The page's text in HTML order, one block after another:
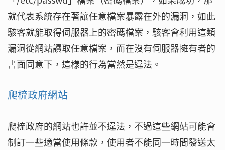
就代表系統存在著讓任意檔案暴露在外的漏洞，如此
駭客就能取得伺服器上的密碼檔案，駭客會利用這類
漏洞從網站讀取任意檔案，而在沒有伺服器擁有者的
書面同意下，這樣的行為當然是違法。
爬梳政府網站
爬梳政府的網站也許並不違法，不過這些網站可能會
制訂一些適當使用條款，使用者不能同一時間發送太